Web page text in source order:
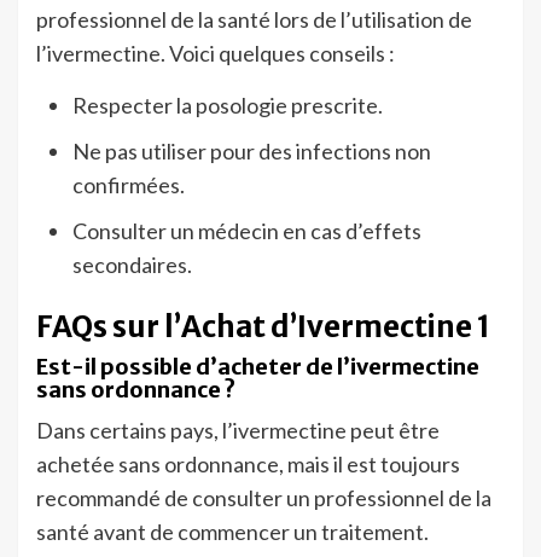
professionnel de la santé lors de l’utilisation de
l’ivermectine. Voici quelques conseils :
Respecter la posologie prescrite.
Ne pas utiliser pour des infections non
confirmées.
Consulter un médecin en cas d’effets
secondaires.
FAQs sur l’Achat d’Ivermectine 1
Est-il possible d’acheter de l’ivermectine
sans ordonnance ?
Dans certains pays, l’ivermectine peut être
achetée sans ordonnance, mais il est toujours
recommandé de consulter un professionnel de la
santé avant de commencer un traitement.